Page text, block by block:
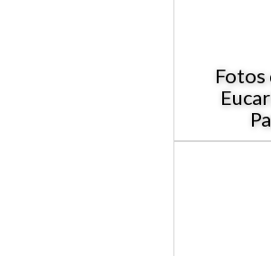
Fotos